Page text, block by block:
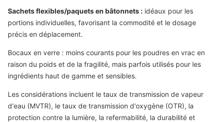
Sachets flexibles/paquets en bâtonnets : idéaux pour les
portions individuelles, favorisant la commodité et le dosage
précis en déplacement.
Bocaux en verre : moins courants pour les poudres en vrac en
raison du poids et de la fragilité, mais parfois utilisés pour les
ingrédients haut de gamme et sensibles.
Les considérations incluent le taux de transmission de vapeur
d'eau (MVTR), le taux de transmission d'oxygène (OTR), la
protection contre la lumière, la refermabilité, la durabilité et